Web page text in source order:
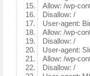
Allow: /wp-
Disallow: /
User-agent:
Allow: /wp-
Disallow: /
User-agent:
Allow: /wp-
Disallow: /